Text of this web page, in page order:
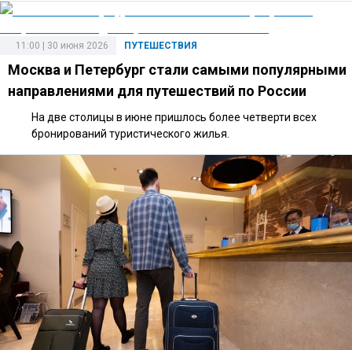
ПУТЕШЕСТВИЯ
11:00 | 30 июня 2026
Москва и Петербург стали самыми популярными
направлениями для путешествий по России
На две столицы в июне пришлось более четверти всех
бронирований туристического жилья.